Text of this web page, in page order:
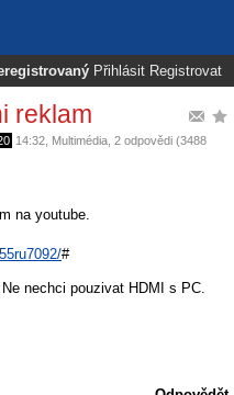
Přihlásit Registrovat
reklam
14:32 Multimédia , 2 odpovědi (3488
na youtube.
#
nechci pouzivat HDMI s PC.